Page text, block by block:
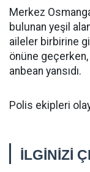
Merkez
bulunan yeşil
aileler birbirine
önüne geçerken,
anbean yansıdı.
Polis ekipleri